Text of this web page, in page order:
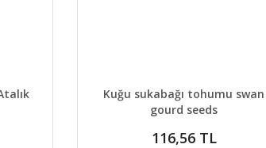
EKLE DETAYLAR SEPETE EKLE
Kuğu sukabağı tohumu swan
gourd seeds
116,56 TL